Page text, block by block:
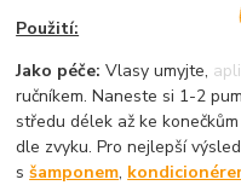
Použití:
Jako péče: Vlasy umyjte,
ručníkem. Naneste si 1-2
středu délek až ke
dle zvyku. Pro nejlepší
sšamponem,